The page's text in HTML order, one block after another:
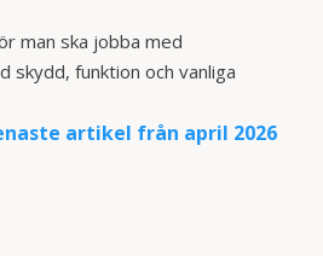
man ska jobba med
skydd, funktion och vanliga
artikel från april 2026